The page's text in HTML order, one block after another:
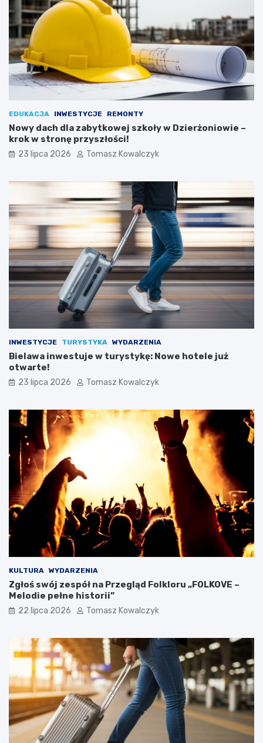
EDUKACJA INWESTYCJE REMONTY
Nowy dach dla zabytkowej szkoły w Dzierżoniowie –
krok w stronę przyszłości!
23 lipca 2026 Tomasz Kowalczyk
INWESTYCJE TURYSTYKA WYDARZENIA
Bielawa inwestuje w turystykę: Nowe hotele już
otwarte!
23 lipca 2026 Tomasz Kowalczyk
KULTURA WYDARZENIA
Zgłoś swój zespół na Przegląd Folkloru „FOLKOVE –
Melodie pełne historii”
22 lipca 2026 Tomasz Kowalczyk